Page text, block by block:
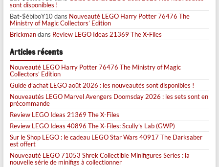
sont disponibles !
Bat-$ébiboY10dans Nouveauté LEGO Harry Potter 76476 The
Ministry of Magic Collectors’ Edition
Brickmandans Review LEGO Ideas 21369 The X-Files
Articles récents
Nouveauté LEGO Harry Potter 76476 The Ministry of Magic
Collectors’ Edition
Guide d’achat LEGO août 2026 : les nouveautés sont disponibles !
Nouveautés LEGO Marvel Avengers Doomsday 2026 : les sets sont en
précommande
Review LEGO Ideas 21369 The X-Files
Review LEGO Ideas 40896 The X-Files: Scully’s Lab (GWP)
Sur le Shop LEGO : le cadeau LEGO Star Wars 40917 The Darksaber
est offert
Nouveauté LEGO 71053 Shrek Collectible Minifigures Series : la
nouvelle série de minifigs à collectionner